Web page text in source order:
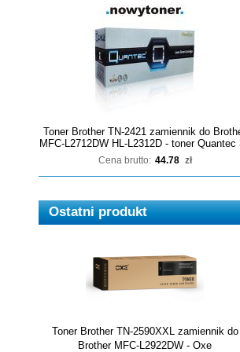
Toner Brother TN-2421 zamiennik do
MFC-L2712DW HL-L2312D - toner Quantec
Cena brutto: 44.78 zł
Ostatni produkt
Toner Brother TN-2590XXL zamiennik do
Brother MFC-L2922DW - Oxe